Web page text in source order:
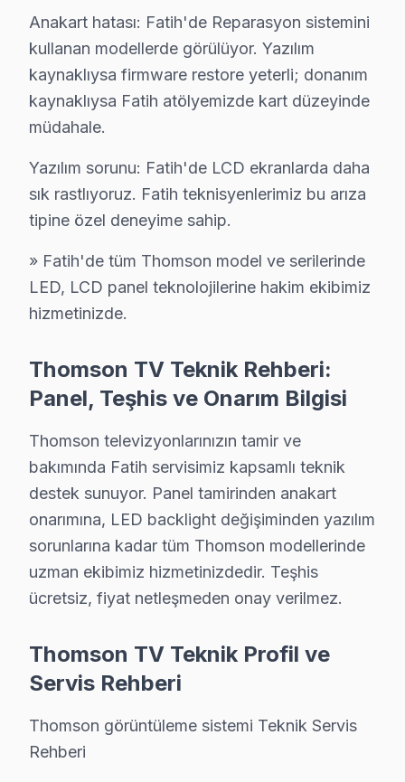
Fatih Thomson Servis →
Seyyid Ömer Thomson Servis
Thomson Servis Merkezi →
Silivrikapı Thomson Servis
Silivrikapı mahallesi Thomson TV teknisyeniniz ortalama
Fatih TV Servis Merkezi →
Sultan Ahmet Thomson Servis
Sultan Ahmet mahallesi Thomson TV servis hattımız
Thomson Servis Merkezi →
Sururi mahallesinde Thomson TV arızaları için aynı gün
Sururi Thomson Anakart Tamiri →
Süleymaniye Thomson Servis
Süleymaniye sakinleri Thomson TV arızaları için sık bizi
Süleymaniye Thomson Anakart Tamiri →
Sümbül Efendi Thomson Servis
Thomson TV'niz Şehremini'de arıza yaptıysa
Thomson Servis Merkezi →
Şehsuvar Bey Thomson Servis
Fatih genelinde Şehsuvar Bey bölgesinde Thomson TV
Anakart hatası: Fatih'de Reparasyon sistemini
kullanan modellerde görülüyor. Yazılım
kaynaklıysa firmware restore yeterli; donanım
kaynaklıysa Fatih atölyemizde kart düzeyinde
müdahale.
Yazılım sorunu: Fatih'de LCD ekranlarda daha
sık rastlıyoruz. Fatih teknisyenlerimiz bu arıza
tipine özel deneyime sahip.
» Fatih'de tüm Thomson model ve serilerinde
LED, LCD panel teknolojilerine hakim ekibimiz
hizmetinizde.
Thomson TV Teknik Rehberi:
Panel, Teşhis ve Onarım Bilgisi
Thomson televizyonlarınızın tamir ve
bakımında Fatih servisimiz kapsamlı teknik
destek sunuyor. Panel tamirinden anakart
onarımına, LED backlight değişiminden yazılım
sorunlarına kadar tüm Thomson modellerinde
uzman ekibimiz hizmetinizdedir. Teşhis
ücretsiz, fiyat netleşmeden onay verilmez.
Thomson TV Teknik Profil ve
Servis Rehberi
Thomson görüntüleme sistemi Teknik Servis
Rehberi